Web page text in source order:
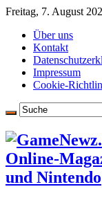
Freitag, 7. August
Über uns
Kontakt
Impressum
Cookie-
Online-
und Nintendo